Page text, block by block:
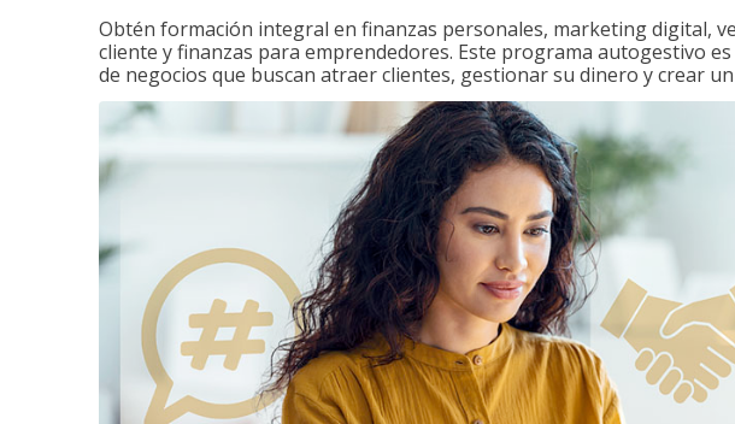
Obtén formación integral en finanzas personales, marketing digital,
cliente y finanzas para emprendedores. Este programa autogestivo
de negocios que buscan atraer clientes, gestionar su dinero y crear